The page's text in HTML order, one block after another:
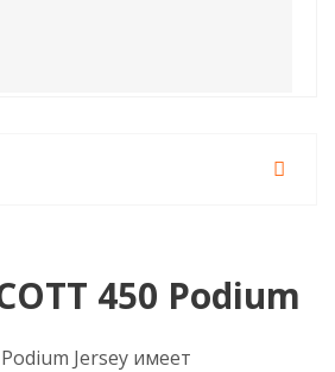
450 Podium
Jersey имеет